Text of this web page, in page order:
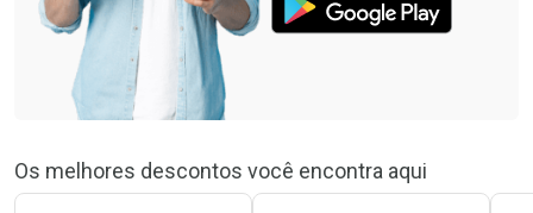
Os melhores descontos você encontra aqui